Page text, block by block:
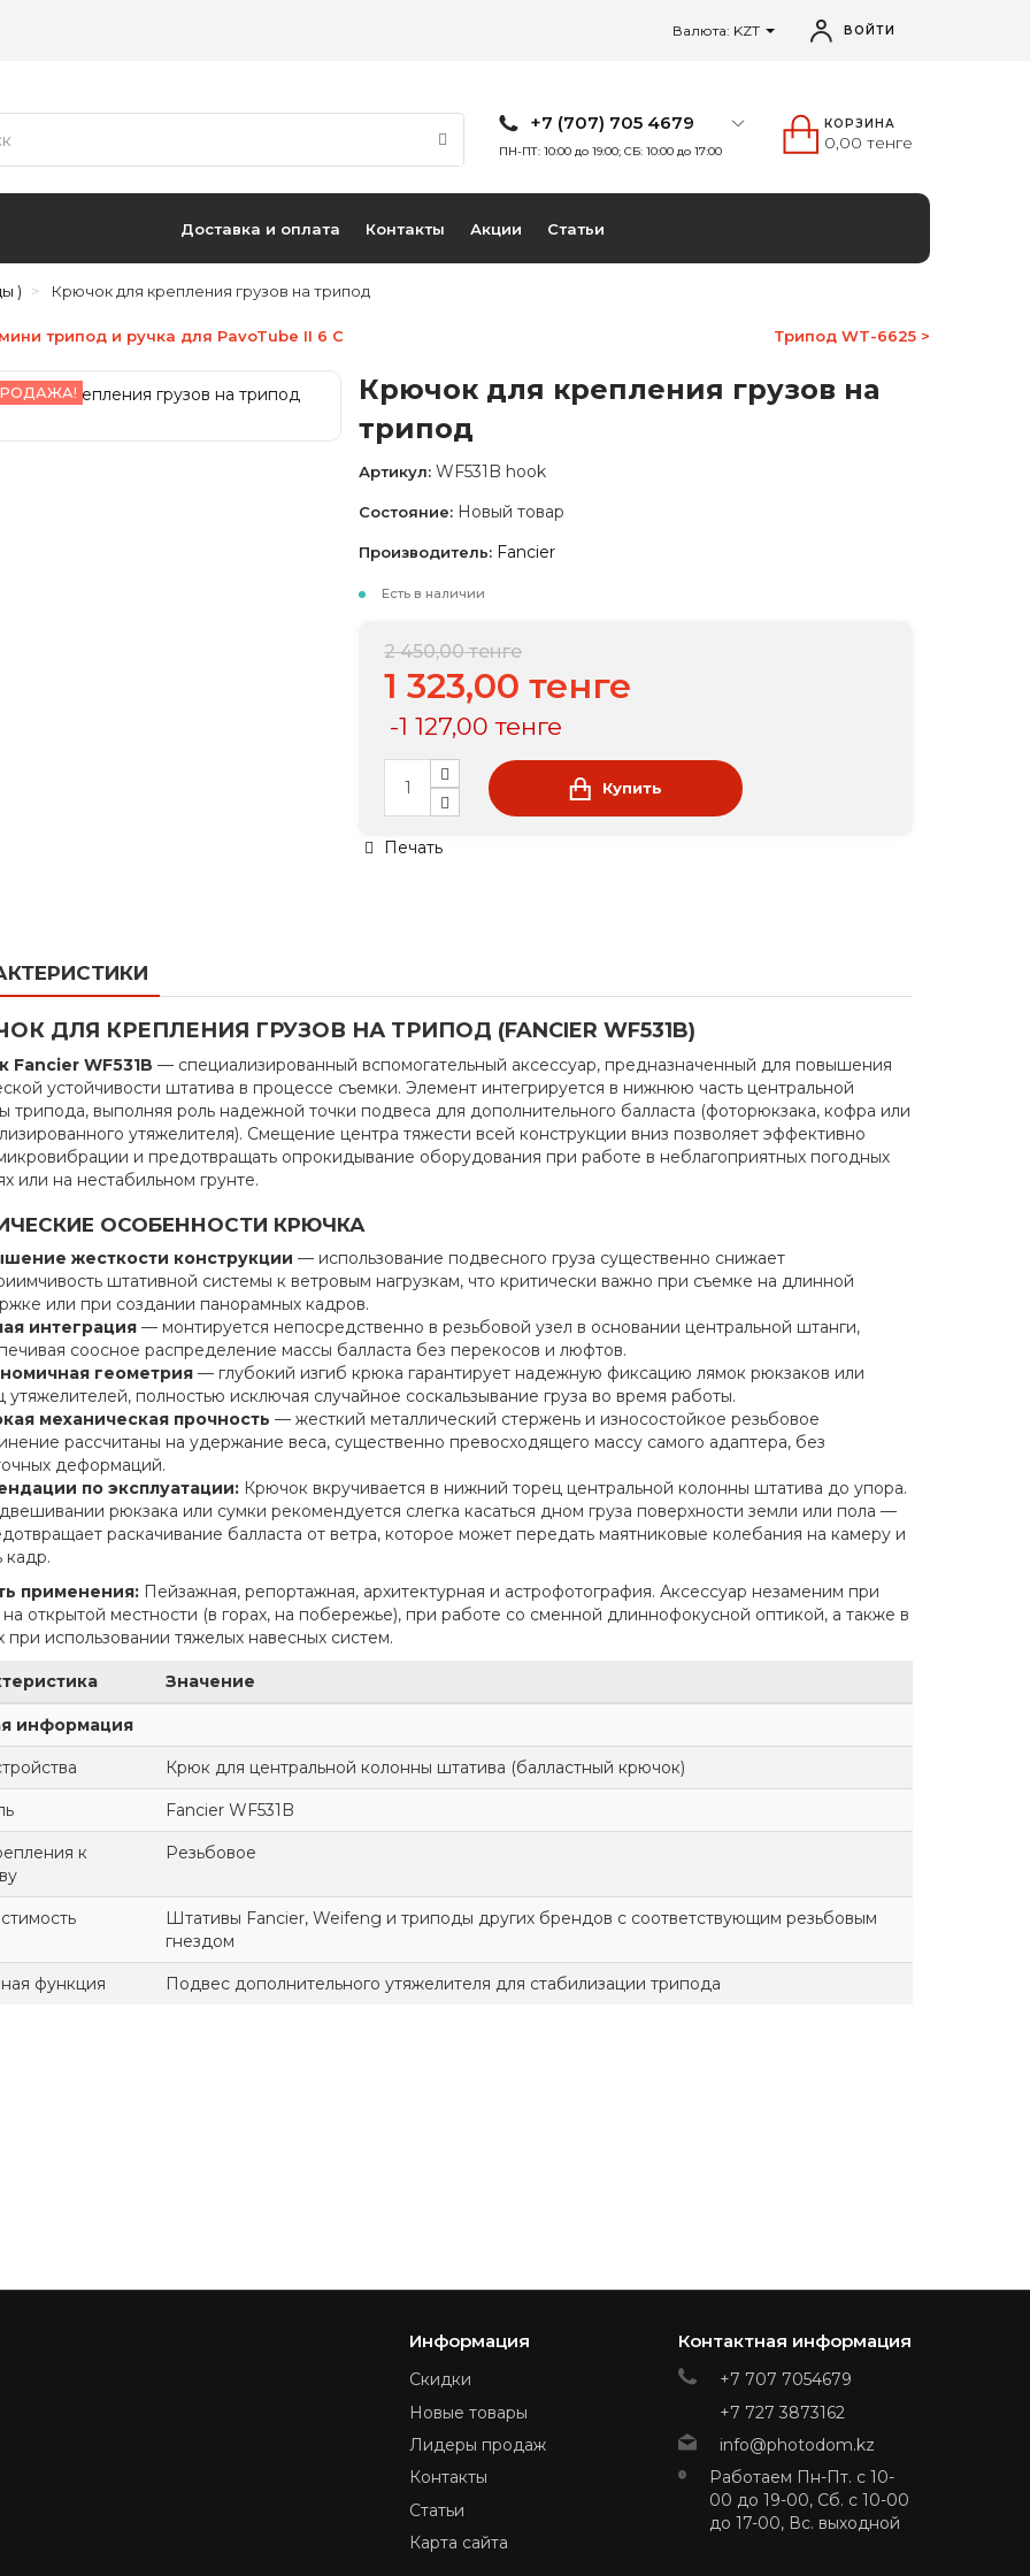
Валюта: KZT ВОЙТИ
+7 (707) 705 4679
ПН-ПТ: 10:00 до 19:00; СБ: 10:00 до 17:00
КОРЗИНА
0,00 тенге
Доставка и оплата Контакты Акции Статьи
) Крючок для крепления грузов на трипод
трипод и ручка для PavoTube II 6 C Трипод WT-6625 >
Крючок для крепления грузов на
трипод
Артикул: WF531B hook
Состояние: Новый товар
Производитель: Fancier
Есть в наличии
2 450,00 тенге
1 323,00 тенге
-1 127,00 тенге
Купить
Печать
ДЛЯ КРЕПЛЕНИЯ ГРУЗОВ НА ТРИПОД (FANCIER WF531B)
Fancier WF531B — специализированный вспомогательный аксессуар, предназначенный для повышения
устойчивости штатива в процессе съемки. Элемент интегрируется в нижнюю часть центральной
трипода, выполняя роль надежной точки подвеса для дополнительного балласта (фоторюкзака, кофра или
утяжелителя). Смещение центра тяжести всей конструкции вниз позволяет эффективно
и предотвращать опрокидывание оборудования при работе в неблагоприятных погодных
или на нестабильном грунте.
ОСОБЕННОСТИ КРЮЧКА
жесткости конструкции — использование подвесного груза существенно снижает
штативной системы к ветровым нагрузкам, что критически важно при съемке на длинной
или при создании панорамных кадров.
интеграция— монтируется непосредственно в резьбовой узел в основании центральной штанги,
соосное распределение массы балласта без перекосов и люфтов.
геометрия— глубокий изгиб крюка гарантирует надежную фиксацию лямок рюкзаков или
утяжелителей, полностью исключая случайное соскальзывание груза во время работы.
механическая прочность — жесткий металлический стержень и износостойкое резьбовое
рассчитаны на удержание веса, существенно превосходящего массу самого адаптера, без
деформаций.
по эксплуатации:Крючок вкручивается в нижний торец центральной колонны штатива до упора.
рюкзака или сумки рекомендуется слегка касаться дном груза поверхности земли или пола —
раскачивание балласта от ветра, которое может передать маятниковые колебания на камеру и
кадр.
применения:Пейзажная, репортажная, архитектурная и астрофотография. Аксессуар незаменим при
открытой местности (в горах, на побережье), при работе со сменной длиннофокусной оптикой, а также в
при использовании тяжелых навесных систем.
Значение
информация
Крюк для центральной колонны штатива (балластный крючок)
Fancier WF531B
к
Резьбовое
Штативы Fancier, Weifeng и триподы других брендов с соответствующим резьбовым
гнездом
функция Подвес дополнительного утяжелителя для стабилизации трипода
Информация
Скидки
Новые товары
Лидеры продаж
Контакты
Статьи
Карта сайта
Контактная информация
+7 707 7054679
+7 727 3873162
info@photodom.kz
Работаем Пн-Пт. с 10-
00 до 19-00, Сб. с 10-00
до 17-00, Вс. выходной